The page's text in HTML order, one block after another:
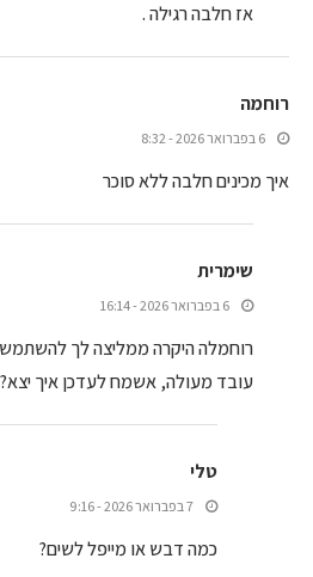
אז חלבה רגילה .
רוחמה
6 בפברואר 2026 - 8:32
איך מכינים חלבה ללא סוכר
שימרית
6 בפברואר 2026 - 16:14
רוחמלה היקרה ממליצה לך להשתמש
עובד מעולה, אשמח לעדכן איך יצא?
טלי
7 בפברואר 2026 - 9:16
כמה דבש או מייפל לשים?